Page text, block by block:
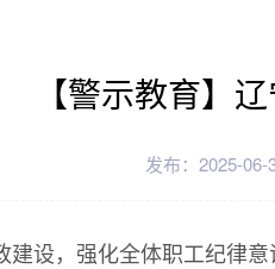
【警示教育】
发布：2025-06-
建设，强化全体职工纪律